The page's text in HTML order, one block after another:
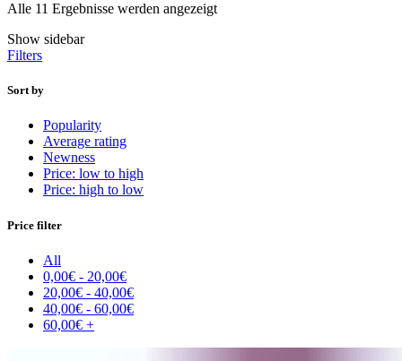
Alle 11 Ergebnisse werden angezeigt
Show sidebar
Filters
Sort by
Popularity
Average rating
Newness
Price: low to high
Price: high to low
Price filter
All
0,00€ - 20,00€
20,00€ - 40,00€
40,00€ - 60,00€
60,00€ +